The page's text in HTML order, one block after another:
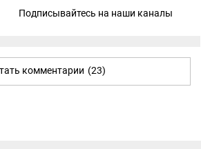
Подписывайтесь на наши каналы
комментарии (23)